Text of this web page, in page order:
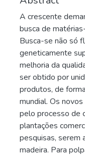
A crescente
busca de
Busca-se não só
geneticamente
melhoria da
ser obtido por
produtos, de
mundial. Os
pelo processo de
plantações
pesquisas, serem
madeira. Para